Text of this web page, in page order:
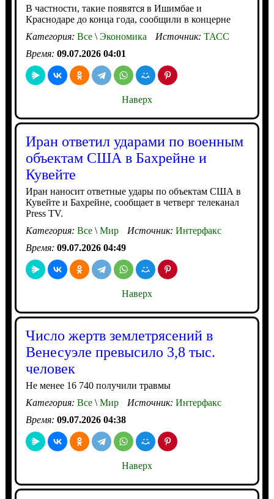
В частности, такие появятся в Ишимбае и
Краснодаре до конца года, сообщили в концерне
Категория: Все\Экономика Источник: ТАСС
Время: 09.07.2026 04:01
Наверх
Иран ответил ударами по военным
объектам США в Бахрейне и
Кувейте
Иран наносит ответные удары по объектам США в
Кувейте и Бахрейне, сообщает в четверг телеканал
Press TV.
Категория: Все\Мир Источник: Интерфакс
Время: 09.07.2026 04:49
Наверх
Число жертв землетрясений в
Венесуэле превысило 3,8 тыс.
человек
Не менее 16 740 получили травмы
Категория: Все\Мир Источник: Интерфакс
Время: 09.07.2026 04:38
Наверх